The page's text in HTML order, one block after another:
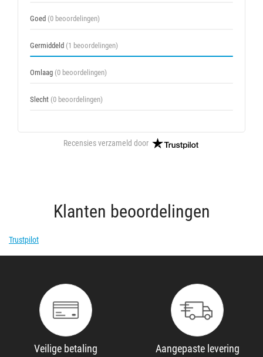
Goed (0 beoordelingen)
Germiddeld (1 beoordelingen)
Omlaag (0 beoordelingen)
Slecht (0 beoordelingen)
Recensies verzameld door
Klanten beoordelingen
Trustpilot
Veilige betaling Aangepaste levering